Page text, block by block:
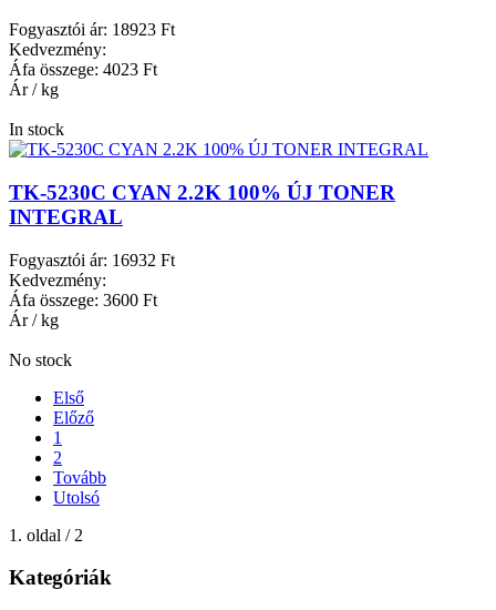
Fogyasztói ár: 18923 Ft
Kedvezmény:
Áfa összege: 4023 Ft
Ár / kg
In stock
TK-5230C CYAN 2.2K 100% ÚJ TONER
INTEGRAL
Fogyasztói ár: 16932 Ft
Kedvezmény:
Áfa összege: 3600 Ft
Ár / kg
No stock
Első
Előző
1
2
Tovább
Utolsó
1. oldal / 2
Kategóriák